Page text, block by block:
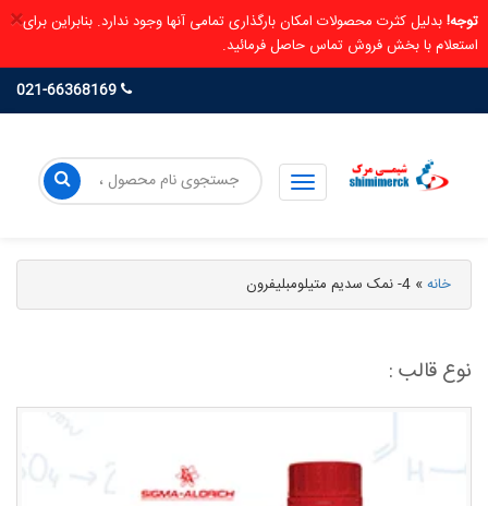
× توجه!بدلیل کثرت محصولات امکان بارگذاری تمامی آنها وجود ندارد. بنابراین برای
استعلام با بخش فروش تماس حاصل فرمائید.
خانه» 4- نمک سدیم متیلومبلیفرون
نوع قالب :